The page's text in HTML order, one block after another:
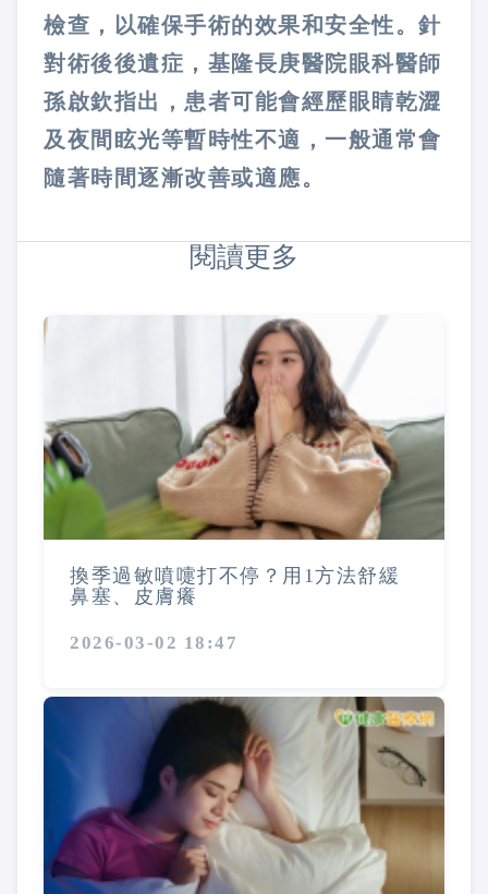
檢查，以確保手術的效果和安全性。針
對術後後遺症，基隆長庚醫院眼科醫師
孫啟欽指出，患者可能會經歷眼睛乾澀
及夜間眩光等暫時性不適，一般通常會
隨著時間逐漸改善或適應。
閱讀更多
換季過敏噴嚏打不停？用1方法舒緩
鼻塞、皮膚癢
2026-03-02 18:47